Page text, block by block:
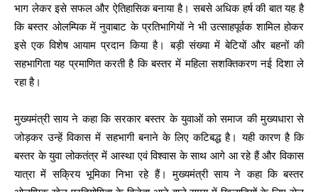
भाग लेकर इसे सफल और ऐतिहासिक बनाया है। सबसे अधिक हर्ष की बात यह है
कि बस्तर ओलम्पिक में नुवाबाट के प्रतिभागियों ने भी उत्साहपूर्वक शामिल होकर
इसे एक विशेष आयाम प्रदान किया है। बड़ी संख्या में बेटियों और बहनों की
सहभागिता यह प्रमाणित करती है कि बस्तर में महिला सशक्तिकरण नई दिशा ले
रहा है।
मुख्यमंत्री साय ने कहा कि सरकार बस्तर के युवाओं को समाज की मुख्यधारा से
जोड़कर उन्हें विकास में सहभागी बनाने के लिए कटिबद्ध है। यही कारण है कि
बस्तर के युवा लोकतंत्र में आस्था एवं विश्वास के साथ आगे आ रहे हैं और विकास
यात्रा में सक्रिय भूमिका निभा रहे हैं। मुख्यमंत्री साय ने कहा कि बस्तर